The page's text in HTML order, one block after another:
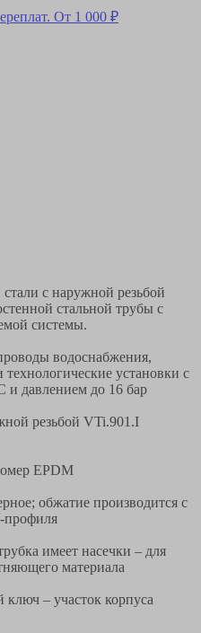
От 1 000 ₽
с наружной резьбой
стальной трубы с
системы.
водоснабжения,
установки с
и давлением до 16 бар
резьбой VTi.901.I
EPDM
обжатие производится с
профиля
имеет насечки – для
материала
– участок корпуса